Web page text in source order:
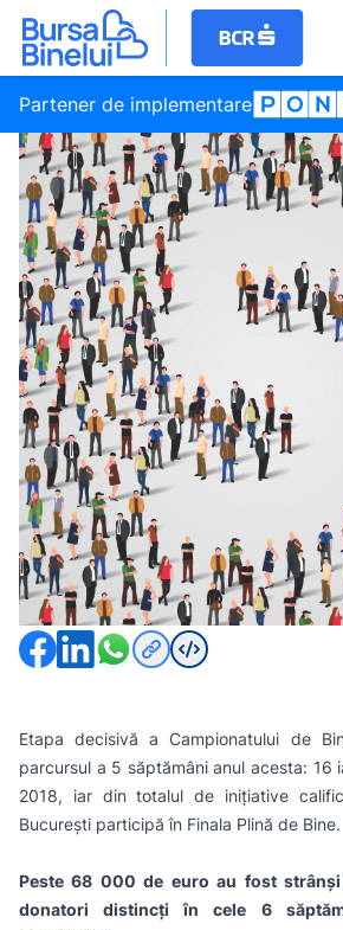
Partener de implementare
Social
44 de proiecte participă în Finala Plină
Campionatului de Bine
Distribuie pagina
Etapa decisivă aCampionatului de
parcursul a 5 săptămâni anul acesta: 16
2018, iar din totalul de inițiative
București participă în Finala Plină de Bine.
Peste 68 000 de euro au fost
donatori distincți în cele 6